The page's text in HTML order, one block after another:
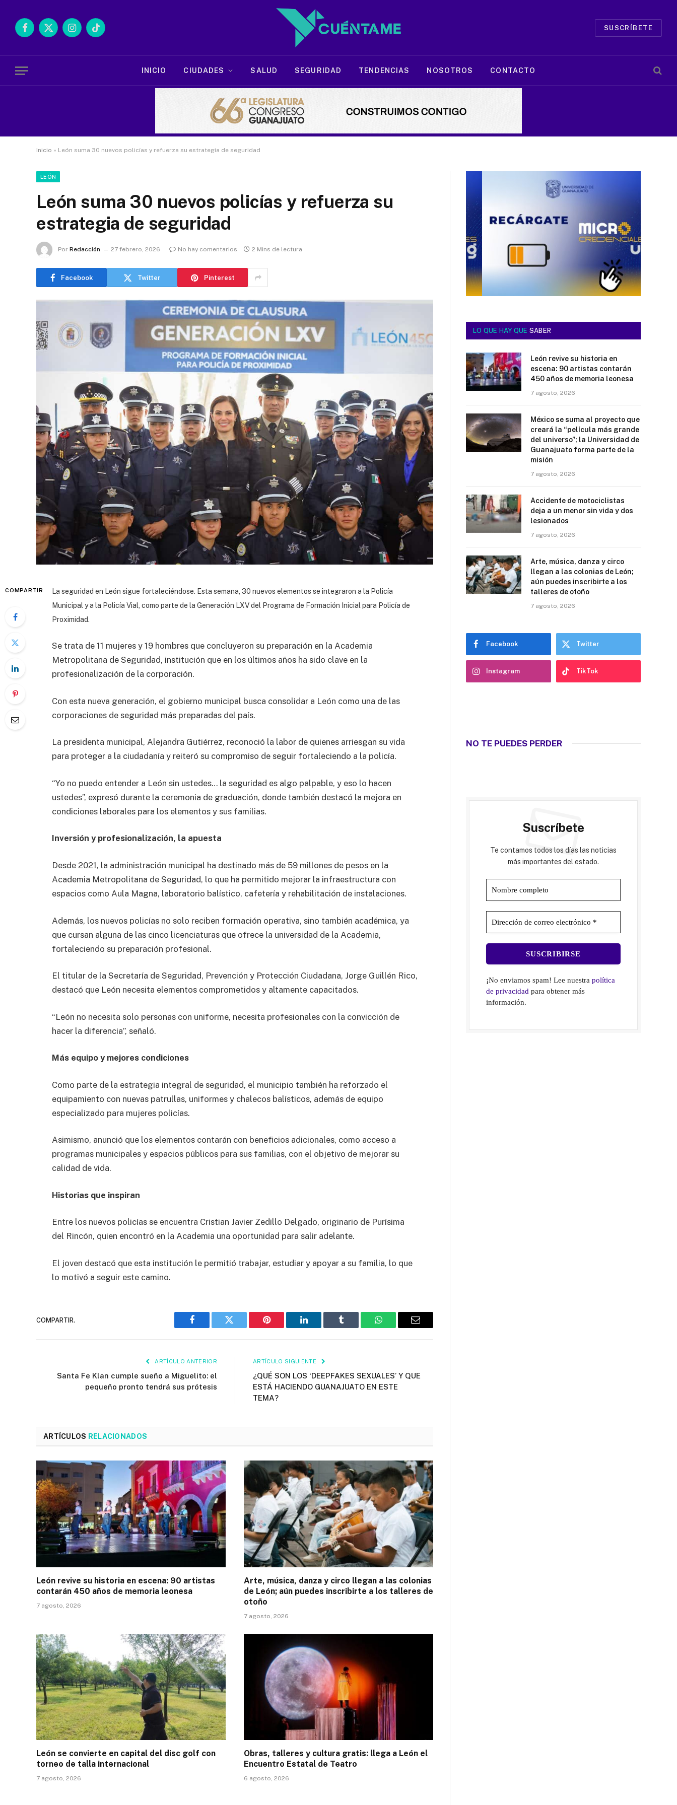
Facebook
X
InstagramTikTok
SUSCRÍBETE
INICIO CIUDADES SALUD SEGURIDAD TENDENCIAS NOSOTROS CONTACTO
Inicio » León suma 30 nuevos policías y refuerza su estrategia de seguridad
LEÓN
León suma 30 nuevos policías y refuerza su
estrategia de seguridad
Por Redacción 27 febrero, 2026 No hay comentarios 2 Mins de lectura
Facebook Twitter Pinterest
COMPARTIR
La seguridad en León sigue fortaleciéndose. Esta semana, 30 nuevos elementos se integraron a la Policía
Municipal y a la Policía Vial, como parte de la Generación LXV del Programa de Formación Inicial para Policía de
Proximidad.
Se trata de 11 mujeres y 19 hombres que concluyeron su preparación en la Academia
Metropolitana de Seguridad, institución que en los últimos años ha sido clave en la
profesionalización de la corporación.
Con esta nueva generación, el gobierno municipal busca consolidar a León como una de las
corporaciones de seguridad más preparadas del país.
La presidenta municipal, Alejandra Gutiérrez, reconoció la labor de quienes arriesgan su vida
para proteger a la ciudadanía y reiteró su compromiso de seguir fortaleciendo a la policía.
“Yo no puedo entender a León sin ustedes… la seguridad es algo palpable, y eso lo hacen
ustedes”, expresó durante la ceremonia de graduación, donde también destacó la mejora en
condiciones laborales para los elementos y sus familias.
Inversión y profesionalización, la apuesta
Desde 2021, la administración municipal ha destinado más de 59 millones de pesos en la
Academia Metropolitana de Seguridad, lo que ha permitido mejorar la infraestructura con
espacios como Aula Magna, laboratorio balístico, cafetería y rehabilitación de instalaciones.
Además, los nuevos policías no solo reciben formación operativa, sino también académica, ya
que cursan alguna de las cinco licenciaturas que ofrece la universidad de la Academia,
fortaleciendo su preparación profesional.
El titular de la Secretaría de Seguridad, Prevención y Protección Ciudadana, Jorge Guillén Rico,
destacó que León necesita elementos comprometidos y altamente capacitados.
“León no necesita solo personas con uniforme, necesita profesionales con la convicción de
hacer la diferencia”, señaló.
Más equipo y mejores condiciones
Como parte de la estrategia integral de seguridad, el municipio también ha reforzado el
equipamiento con nuevas patrullas, uniformes y chalecos balísticos, además de equipo
especializado para mujeres policías.
Asimismo, anunció que los elementos contarán con beneficios adicionales, como acceso a
programas municipales y espacios públicos para sus familias, con el objetivo de mejorar su
calidad de vida.
Historias que inspiran
Entre los nuevos policías se encuentra Cristian Javier Zedillo Delgado, originario de Purísima
del Rincón, quien encontró en la Academia una oportunidad para salir adelante.
El joven destacó que esta institución le permitió trabajar, estudiar y apoyar a su familia, lo que
lo motivó a seguir este camino.
COMPARTIR.
Facebook Twitter Pinterest LinkedIn Tumblr WhatsAppEmail
ARTÍCULO ANTERIOR
Santa Fe Klan cumple sueño a Miguelito: el
pequeño pronto tendrá sus prótesis
ARTÍCULO SIGUIENTE
¿QUÉ SON LOS ‘DEEPFAKES SEXUALES’ Y QUE
ESTÁ HACIENDO GUANAJUATO EN ESTE
TEMA?
ARTÍCULOS RELACIONADOS
León revive su historia en escena: 90 artistas
contarán 450 años de memoria leonesa
7 agosto, 2026
Arte, música, danza y circo llegan a las colonias
de León; aún puedes inscribirte a los talleres de
otoño
7 agosto, 2026
León se convierte en capital del disc golf con
torneo de talla internacional
7 agosto, 2026
Obras, talleres y cultura gratis: llega a León el
Encuentro Estatal de Teatro
6 agosto, 2026
LO QUE HAY QUE SABER
León revive su historia en
escena: 90 artistas contarán
450 años de memoria leonesa
7 agosto, 2026
México se suma al proyecto que
creará la “película más grande
del universo”; la Universidad de
Guanajuato forma parte de la
misión
7 agosto, 2026
Accidente de motociclistas
deja a un menor sin vida y dos
lesionados
7 agosto, 2026
Arte, música, danza y circo
llegan a las colonias de León;
aún puedes inscribirte a los
talleres de otoño
7 agosto, 2026
Facebook Twitter
Instagram TikTok
NO TE PUEDES PERDER
Suscríbete
Te contamos todos los días las noticias
más importantes del estado.
¡No enviamos spam! Lee nuestrapolítica
de privacidad para obtener más
información.